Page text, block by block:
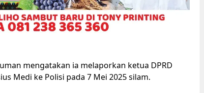
mengatakan ia melaporkan ketua DPRD
Medi ke Polisi pada 7 Mei 2025 silam.